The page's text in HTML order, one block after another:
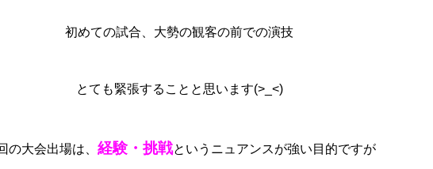
初めての試合、大勢の観客の前での演技
とても緊張することと思います(>_<)
の大会出場は、 経験・挑戦というニュアンスが強い目的ですが